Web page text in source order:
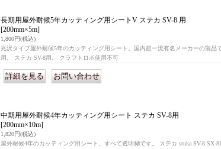
長期用屋外耐候5年カッティング用シートV ステカ SV-8 用
[200mm×5m]
1,800円(税込)
光沢タイプ屋外耐候5年のカッティング用シート。国内超一流有名メーカーの製品
用。 ステカ SV-8用。 クラフトロボ使用不可
中期用屋外耐候4年カッティング用シート ステカ SV-8用
[200mm×10m]
1,820円(税込)
屋外耐候4年のカッティング用シート。すべて透明糊です。 ステカ stuka SV-8 SX-